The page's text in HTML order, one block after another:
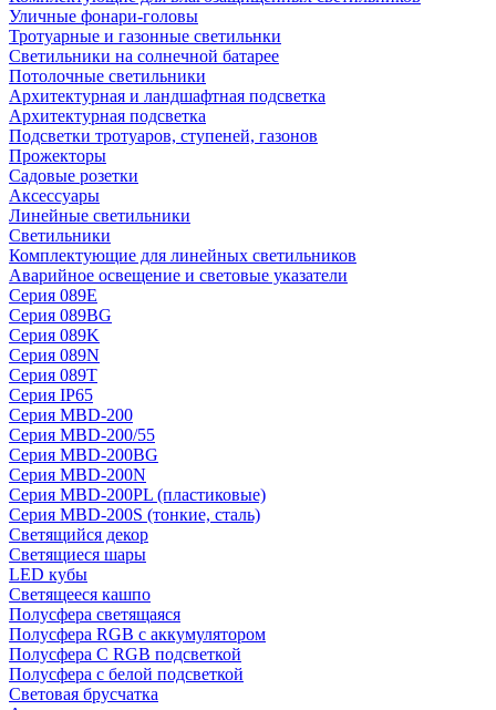
Уличные фонари-головы
Тротуарные и газонные светильнки
Светильники на солнечной батарее
Потолочные светильники
Архитектурная и ландшафтная подсветка
Архитектурная подсветка
Подсветки тротуаров, ступеней, газонов
Прожекторы
Садовые розетки
Аксессуары
Линейные светильники
Светильники
Комплектующие для линейных светильников
Аварийное освещение и световые указатели
Серия 089E
Серия 089BG
Серия 089K
Серия 089N
Серия 089T
Серия IP65
Серия MBD-200
Серия MBD-200/55
Серия MBD-200BG
Серия MBD-200N
Серия MBD-200PL (пластиковые)
Серия MBD-200S (тонкие, сталь)
Светящийся декор
Светящиеся шары
LED кубы
Светящееся кашпо
Полусфера светящаяся
Полусфера RGB с аккумулятором
Полусфера С RGB подсветкой
Полусфера с белой подсветкой
Световая брусчатка